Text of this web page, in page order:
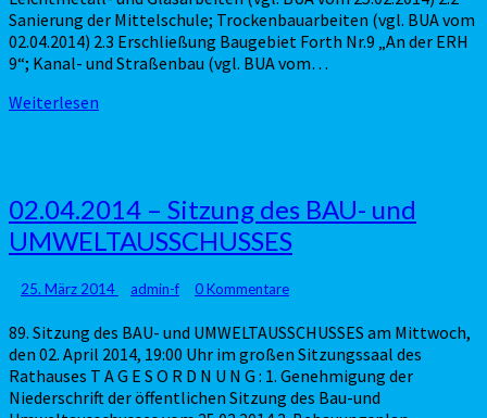
Sanierung der Mittelschule; Trockenbauarbeiten (vgl. BUA vom
02.04.2014) 2.3 Erschließung Baugebiet Forth Nr.9 „An der ERH
9“; Kanal- und Straßenbau (vgl. BUA vom…
Weiterlesen
02.04.2014
–
Sitzung
BAU-
UMWELTAUSSCHUSSES
02.04.2014 – Sitzung des BAU- und
UMWELTAUSSCHUSSES
25. März 2014 admin-f Kommentare
0 Kommentare
89. Sitzung des BAU- und UMWELTAUSSCHUSSES am Mittwoch,
den 02. April 2014, 19:00 Uhr im großen Sitzungssaal des
Rathauses T A G E S O R D N U N G : 1. Genehmigung der
Niederschrift der öffentlichen Sitzung des Bau-und